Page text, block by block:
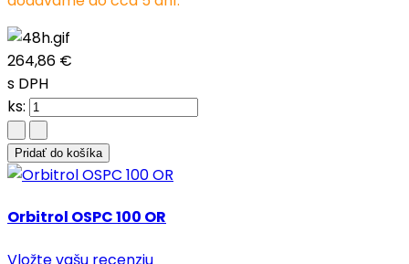
264,86 €
s DPH
ks:
Pridať do košíka
Orbitrol OSPC 100 OR
Vložte vašu recenziu